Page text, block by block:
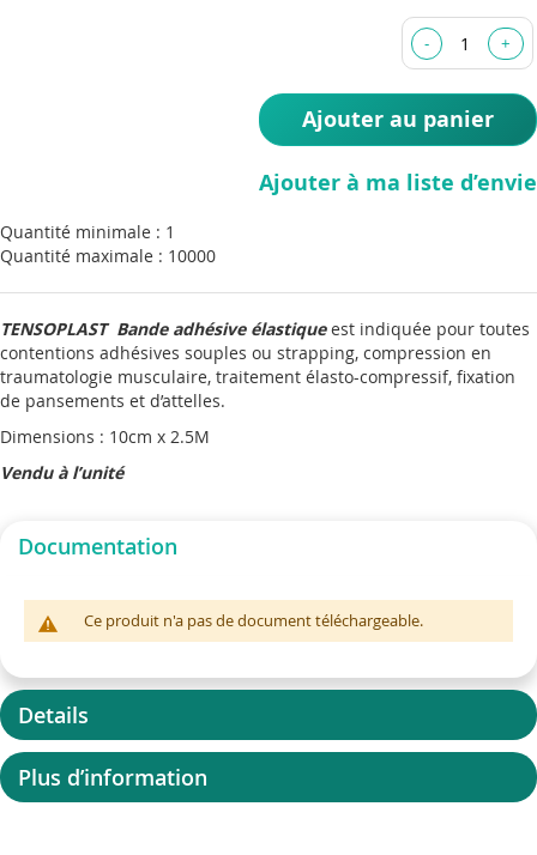
Ajouter au panier
Ajouter à ma liste d’envie
Quantité minimale : 1
Quantité maximale : 10000
TENSOPLAST Bande adhésive élastiqueest indiquée pour toutes
contentions adhésives souples ou strapping, compression en
traumatologie musculaire, traitement élasto-compressif, fixation
de pansements et d’attelles.
Dimensions : 10cm x 2.5M
Vendu à l’unité
Documentation
Ce produit n'a pas de document téléchargeable.
Details
Plus d’information